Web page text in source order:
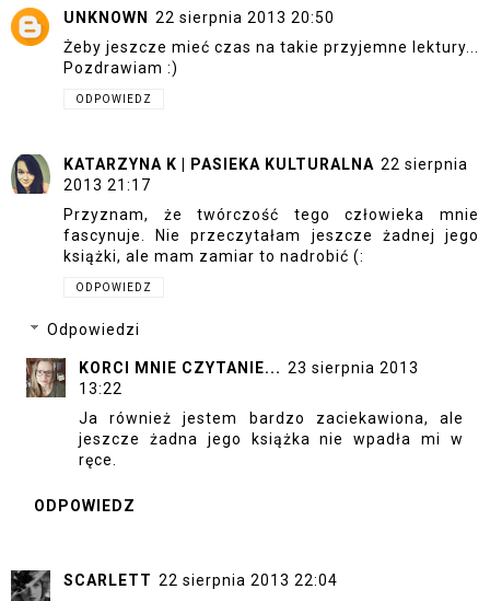
UNKNOWN
22 sierpnia 2013 20:50
Żeby jeszcze mieć czas na takie przyjemne lektury...
Pozdrawiam :)
ODPOWIEDZ
KATARZYNA K | PASIEKA KULTURALNA 22 sierpnia
2013 21:17
Przyznam, że twórczość tego człowieka mnie
fascynuje. Nie przeczytałam jeszcze żadnej jego
książki, ale mam zamiar to nadrobić (:
ODPOWIEDZ
Odpowiedzi
KORCI MNIE CZYTANIE... 23 sierpnia 2013
13:22
Ja również jestem bardzo zaciekawiona, ale
jeszcze żadna jego książka nie wpadła mi w
ręce.
ODPOWIEDZ
SCARLETT 22 sierpnia 2013 22:04